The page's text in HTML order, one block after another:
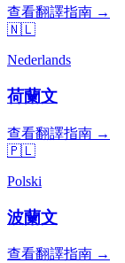
查看翻譯指南 →
🇳🇱
Nederlands
荷蘭文
查看翻譯指南 →
🇵🇱
Polski
波蘭文
查看翻譯指南 →